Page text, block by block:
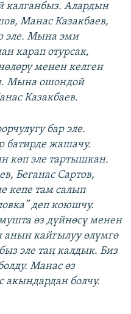
калганбыз. Алардын
Манас Казакбаев,
эле. Мына эми
карап отурсак,
менен келген
Мына ошондой
Казакбаев.
бар эле.
батирде жашачу.
көп эле тартышкан.
Беганас Сартов,
кепе там салып
деп коюшчу.
өз дүйнөсү менен
кайгылуу өлүмгө
эле таң калдык. Биз
Манас өз
акындардан болчу.